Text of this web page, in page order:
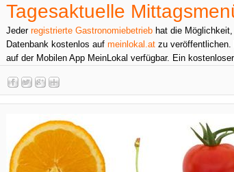
Tagesaktuelle
Jeder registrierte Gastronomiebetrieb hat die
Datenbank kostenlos auf meinlokal.at zu
auf der Mobilen App MeinLokal verfügbar. Ein